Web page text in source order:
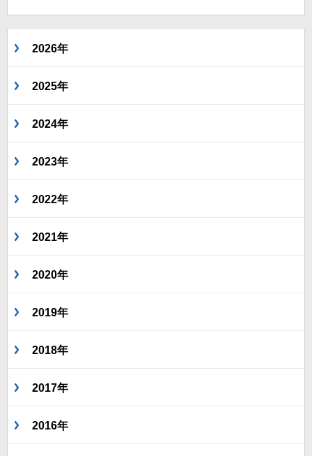
2026年
2025年
2024年
2023年
2022年
2021年
2020年
2019年
2018年
2017年
2016年